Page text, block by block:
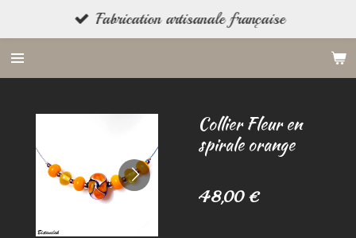
au
contenu
Fabrication artisanale française
Collier Fleur en
spirale orange
48,00 €